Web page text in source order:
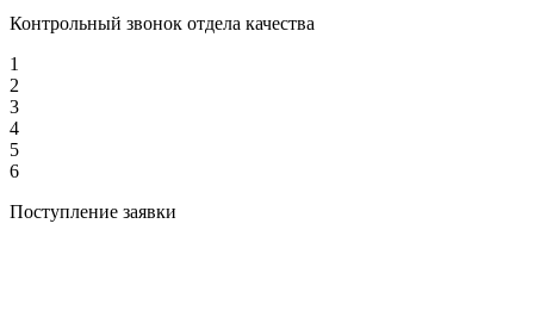
Контрольный звонок отдела качества
1
2
3
4
5
6
Поступление заявки